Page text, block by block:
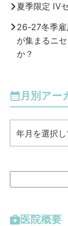
夏季限定 IV
26-27冬季雇
が集まるニ
か？
月別アー
年月を選択
索
医院概要